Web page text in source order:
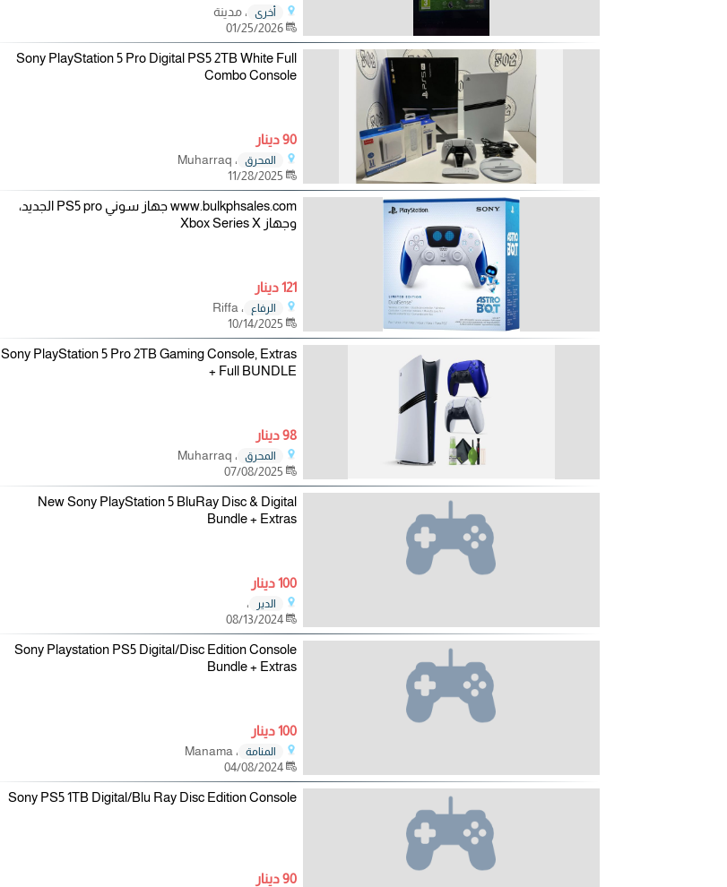
أخرى
، مدينة
01/25/2026
Sony PlayStation 5 Pro Digital PS5 2TB White Full
Combo Console
90 دينار
المحرق
، Muharraq
www.bulkphsales.com جهاز سوني PS5 pro الجديد،
وجهاز Xbox Series X
121 دينار
الرفاع
، Riffa
Sony PlayStation 5 Pro 2TB Gaming Console, Extras
+ Full BUNDLE
98 دينار
المحرق
، Muharraq
New Sony PlayStation 5 BluRay Disc & Digital
Bundle + Extras
100 دينار
الدير
،
08/13/2024
Sony Playstation PS5 Digital/Disc Edition Console
Bundle + Extras
100 دينار
المنامة
، Manama
04/08/2024
Sony PS5 1TB Digital/Blu Ray Disc Edition Console
90 دينار